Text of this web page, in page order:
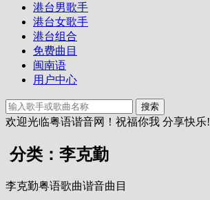
港台男歌手
港台女歌手
港台组合
免费曲目
闽南语
用户中心
搜索
欢迎光临粤语谐音网！祝福你我 分享快乐!
分类：李克勤
李克勤粤语歌曲谐音曲目